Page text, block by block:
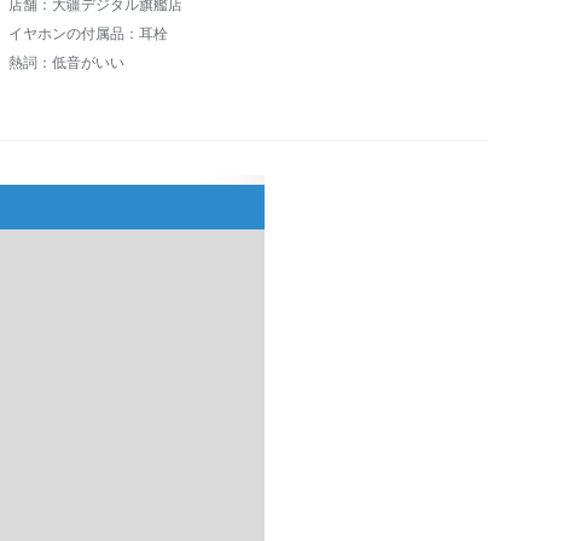
店舗：大疆デジタル旗艦店
イヤホンの付属品：耳栓
熱詞：低音がいい